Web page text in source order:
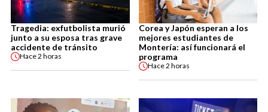
Tragedia: exfutbolista murió
junto a su esposa tras grave
accidente de tránsito
Hace2 horas
Corea y Japón esperan a los
mejores estudiantes de
Montería: así funcionará el
programa
Hace2 horas